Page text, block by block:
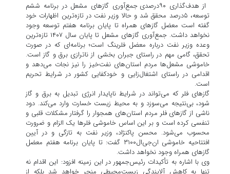
از هدف‌گذاری ۹۰‌درصدی جمع‌آوری گاز‌های مشعل در برنامه ششم
توسعه، ۵‌درصد محقق شد و حالا وزیر نفت در تازه‌ترین اظهارات خود
گفته است معضل گاز‌های همراه تا پایان برنامه هفتم توسعه وجود
نخواهد داشت. جمع‌آوری گاز‌های مشعل تا پایان سال ۱۴۰۷ تازه‌ترین
وعده وزیر نفت درباره معضل فلرینگ است؛ برنامه‌ای که در صورت
تحقق، گامی مهم در راستای جبران بخشی از ناترازی برق و گاز است.
خاموشی مشعل‌ها مردم استان‌های نفت‌خیز را نیز نجات می‌دهد و
اقدامی در راستای اشتغال‌زایی و خودکفایی کشور در شرایط تحریم
است.
گاز‌های فلر که می‌تواند در شرایط ناپایدار انرژی تبدیل به برق و گاز
شود، بی‌نتیجه می‌سوزد و به محیط زیست خسارت وارد می‌کند. دود
ناشی از گاز‌های فلر مردم استان‌های همجوار را گرفتار مشکلات قلبی و
تنفسی کرده است و بر این اساس خاموشی فلر‌ها یک الزام و ضرورت
محسوب می‌شود. محسن پاکنژاد، وزیر نفت به تازگی و در آیین
افتتاحیه خاموشی ان‌جی‌ال۳۱۰۰ گفت: تا پایان برنامه هفتم معضل
گاز‌های همراه وجود نخواهد داشت.
وی با اشاره به تأکیدات رئیس‌جمهور در این زمینه افزود: این اقدام نه